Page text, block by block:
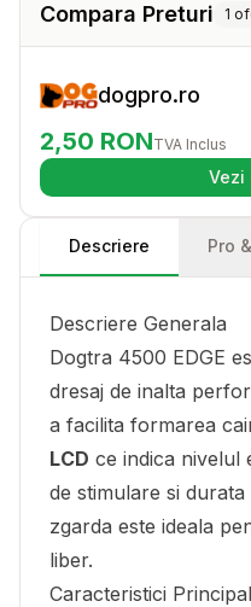
Compara Preturi 1
dogpro.ro
2,50 RONTVA Inclus
Vezi
Descriere Pro
Descriere Generala
Dogtra 4500 EDGE
dresaj de inalta
a facilita formarea
LCD ce indica nivelul
de stimulare si
zgarda este ideala
liber.
Caracteristici